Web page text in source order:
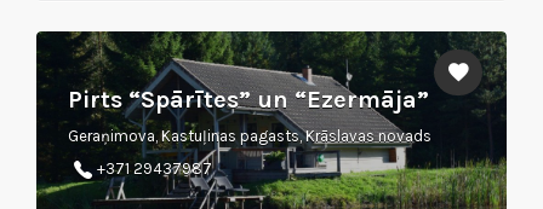
Pirts “Spārītes” un “Ezermāja”
Geraņimova, Kastuļinas pagasts, Krāslavas novads
+371 29437987